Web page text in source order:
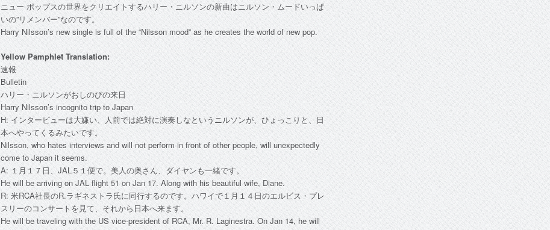
ニュー ポップスの世界をクリエイトするハリー・ニルソンの新曲はニルソン・ムードいっぱ
いの”リメンバー”なのです。
Harry Nilsson’s new single is full of the “Nilsson mood” as he creates the world of new pop.
Yellow Pamphlet Translation:
速報
Bulletin
ハリー・ニルソンがおしのびの来日
Harry Nilsson’s incognito trip to Japan
H: インタービューは大嫌い、人前では絶対に演奏しなというニルソンが、ひょっこりと、日
本へやってくるみたいです。
Nilsson, who hates interviews and will not perform in front of other people, will unexpectedly
come to Japan it seems.
A: １月１７日、JAL５１便で。美人の奥さん、ダイヤンも一緒です。
He will be arriving on JAL flight 51 on Jan 17. Along with his beautiful wife, Diane.
R: 米RCA社長のR.ラギネストラ氏に同行するのです。ハワイで１月１４日のエルビス・プレ
スリーのコンサートを見て、それから日本へ来ます。
He will be traveling with the US vice-president of RCA, Mr. R. Laginestra. On Jan 14, he will